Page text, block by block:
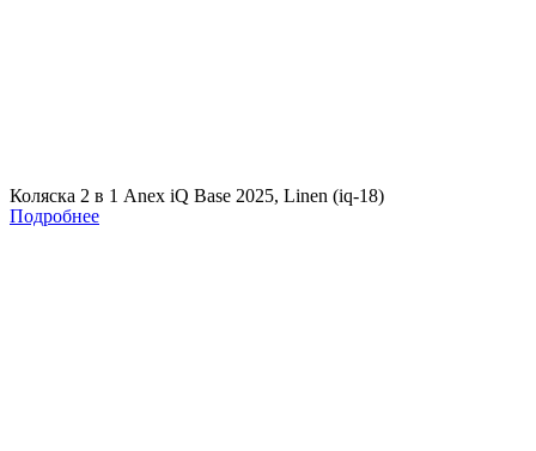
Коляска 2 в 1 Anex iQ Base 2025, Linen (iq-18)
Подробнее